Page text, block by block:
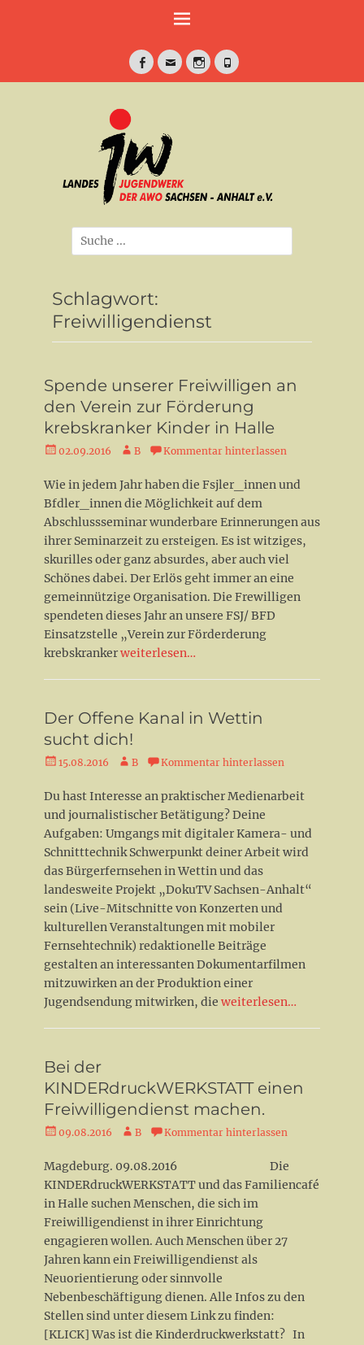
Facebook
E-
InstagramTelefon
Suche
nach:
Schlagwort:
Freiwilligendienst
Spende unserer Freiwilligen an
den Verein zur Förderung
krebskranker Kinder in Halle
Veröffentlicht
02.09.2016 Autor
B Kommentar hinterlassen
Wie in jedem Jahr haben die Fsjler_innen und
Bfdler_innen die Möglichkeit auf dem
Abschlussseminar wunderbare Erinnerungen aus
ihrer Seminarzeit zu ersteigen. Es ist witziges,
skurilles oder ganz absurdes, aber auch viel
Schönes dabei. Der Erlös geht immer an eine
gemeinnützige Organisation. Die Frewilligen
spendeten dieses Jahr an unsere FSJ/ BFD
Einsatzstelle „Verein zur Förderderung
krebskrankerweiterlesen…
Der Offene Kanal in Wettin
sucht dich!
Veröffentlicht
15.08.2016 Autor
B Kommentar hinterlassen
Du hast Interesse an praktischer Medienarbeit
und journalistischer Betätigung? Deine
Aufgaben: Umgangs mit digitaler Kamera- und
Schnitttechnik Schwerpunkt deiner Arbeit wird
das Bürgerfernsehen in Wettin und das
landesweite Projekt „DokuTV Sachsen-Anhalt“
sein (Live-Mitschnitte von Konzerten und
kulturellen Veranstaltungen mit mobiler
Fernsehtechnik) redaktionelle Beiträge
gestalten an interessanten Dokumentarfilmen
mitzuwirken an der Produktion einer
Jugendsendung mitwirken, die weiterlesen…
Bei der
KINDERdruckWERKSTATT einen
Freiwilligendienst machen.
Veröffentlicht
09.08.2016 Autor
B Kommentar hinterlassen
Magdeburg. 09.08.2016 Die
KINDERdruckWERKSTATT und das Familiencafé
in Halle suchen Menschen, die sich im
Freiwilligendienst in ihrer Einrichtung
engagieren wollen. Auch Menschen über 27
Jahren kann ein Freiwilligendienst als
Neuorientierung oder sinnvolle
Nebenbeschäftigung dienen. Alle Infos zu den
Stellen sind unter diesem Link zu finden:
[KLICK] Was ist die Kinderdruckwerkstatt? In